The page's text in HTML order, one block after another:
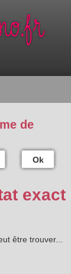
de
Ok
exact
être trouver...